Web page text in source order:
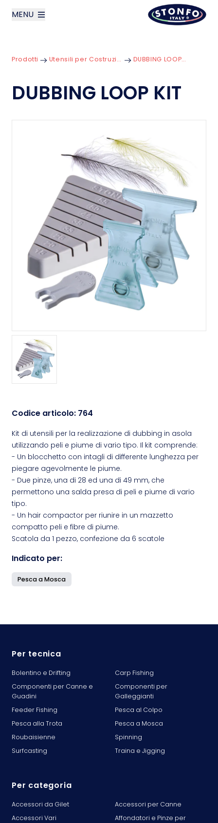
MENU
Prodotti
Prodotti Utensili per Costruzione DUBBING LOOP KIT
DUBBING LOOP KIT
Codice articolo: 764
Kit di utensili per la realizzazione di dubbing in asola
utilizzando peli e piume di vario tipo. Il kit comprende:
- Un blocchetto con intagli di differente lunghezza per
piegare agevolmente le piume.
- Due pinze, una di 28 ed una di 49 mm, che
permettono una salda presa di peli e piume di vario
tipo.
- Un hair compactor per riunire in un mazzetto
compatto peli e fibre di piume.
Scatola da 1 pezzo, confezione da 6 scatole
Indicato per:
Pesca a Mosca
Per tecnica
Bolentino e Drifting
Carp Fishing
Componenti per Canne e
Guadini
Componenti per
Galleggianti
Feeder Fishing
Pesca al Colpo
Pesca alla Trota
Pesca a Mosca
Roubaisienne
Spinning
Surfcasting
Traina e Jigging
Per categoria
Accessori da Gilet
Accessori per Canne
Accessori Vari
Affondatori e Pinze per